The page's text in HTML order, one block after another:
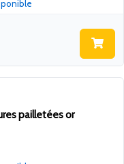
pailletées or